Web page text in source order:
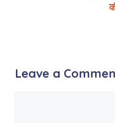
Leave a